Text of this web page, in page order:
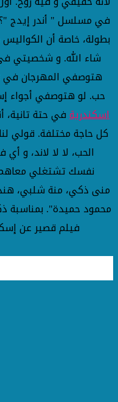
في مسلسل " أندر إيدج "؟
بطولة، خاصة أن
شاء الله. و شخصيتي
حب. لو هتوصفي أجواء إسكندرية في 3
اسكندريةفي حتة تانية،
نفسك تشتغلي
منى ذكي، منة شلبي، هند
محمود حميدة". بمناسبة
فيلم قصير عن